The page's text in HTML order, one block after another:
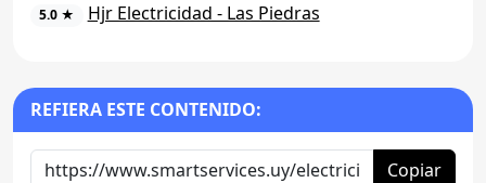
5.0 ★ Hjr Electricidad - Las Piedras
REFIERA ESTE CONTENIDO:
Copiar